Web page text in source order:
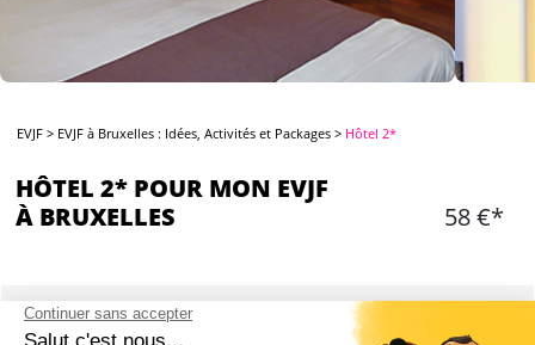
EVJF > EVJF à Bruxelles : Idées, Activités et Packages > Hôtel 2*
HÔTEL 2* POUR MON EVJF
À BRUXELLES
58 €*